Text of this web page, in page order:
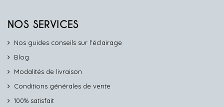
NOS SERVICES
Nos guides conseils sur l'éclairage
Blog
Modalités de livraison
Conditions générales de vente
100% satisfait